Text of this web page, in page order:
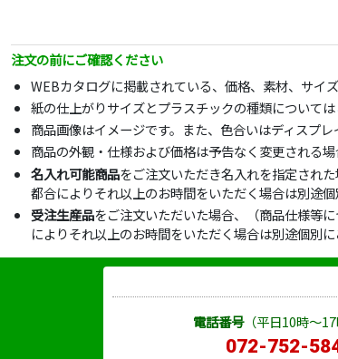
注文の前にご確認ください
WEBカタログに掲載されている、価格、素材、サイ
紙の仕上がりサイズとプラスチックの種類については
商品画像はイメージです。また、色合いはディスプ
商品の外観・仕様および価格は予告なく変更される場
名入れ可能商品をご注文いただき名入れを指定され
都合によりそれ以上のお時間をいただく場合は別途個
受注生産品をご注文いただいた場合、（商品仕様等
によりそれ以上のお時間をいただく場合は別途個別に
電話番号（平日10時～17
072-752-